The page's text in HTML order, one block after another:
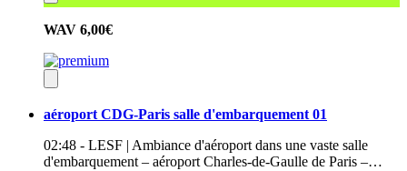
WAV 6,00€
aéroport CDG-Paris salle d'embarquement 01
02:48 - LESF | Ambiance d'aéroport dans une vaste salle
d'embarquement – aéroport Charles-de-Gaulle de Paris –…